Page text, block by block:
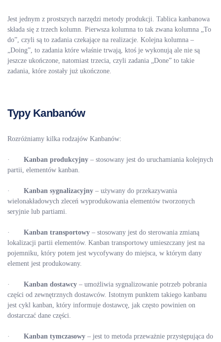
Jest jednym z prostszych narzędzi metody produkcji. Tablica kanbanowa
składa się z trzech kolumn. Pierwsza kolumna to tak zwana kolumna „To
do”, czyli są to zadania czekające na realizacje. Kolejna kolumna –
„Doing”, to zadania które właśnie trwają, ktoś je wykonują ale nie są
jeszcze ukończone, natomiast trzecia, czyli zadania „Done” to takie
zadania, które zostały już ukończone.
Typy Kanbanów
Rozróżniamy kilka rodzajów Kanbanów:
· Kanban produkcyjny – stosowany jest do uruchamiania kolejnych
partii, elementów kanban.
· Kanban sygnalizacyjny – używany do przekazywania
wielonakładowych zleceń wyprodukowania elementów tworzonych
seryjnie lub partiami.
· Kanban transportowy – stosowany jest do sterowania zmianą
lokalizacji partii elementów. Kanban transportowy umieszczany jest na
pojemniku, który potem jest wycofywany do miejsca, w którym dany
element jest produkowany.
· Kanban dostawcy – umożliwia sygnalizowanie potrzeb pobrania
części od zewnętrznych dostawców. Istotnym punktem takiego kanbanu
jest cykl kanban, który informuje dostawcę, jak często powinien on
dostarczać dane części.
· Kanban tymczasowy – jest to metoda przeważnie przystępująca do